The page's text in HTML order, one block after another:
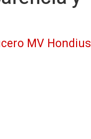
MV Hondius